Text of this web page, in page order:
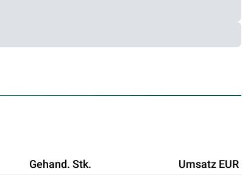
Gehand. Stk.
Umsatz EUR